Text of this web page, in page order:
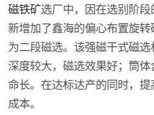
磁铁矿选厂中，因在选别阶
新增加了鑫海的偏心布置旋
为二段磁选。该强磁干式磁
深度较大，磁选效果好；筒
命长。在达标达产的同时，
成本。